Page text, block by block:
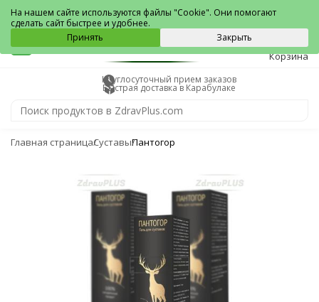
Карабулак
0
Корзина
Круглосуточный прием заказов
Быстрая доставка в Карабулаке
Главная страницаСуставыПантогор
На нашем сайте используются файлы "Cookie". Они помогают
сделать сайт быстрее и удобнее.
Принять
Закрыть